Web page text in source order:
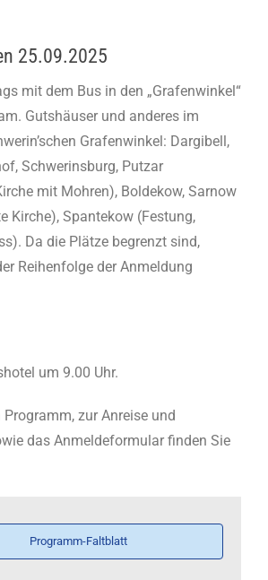
25.09.2025
mit dem Bus in den „Grafenwinkel“
Gutshäuser und anderes im
Grafenwinkel: Dargibell,
Schwerinsburg, Putzar
mit Mohren), Boldekow, Sarnow
Kirche), Spantekow (Festung,
Da die Plätze begrenzt sind,
Reihenfolge der Anmeldung
um 9.00 Uhr.
zur Anreise und
das Anmeldeformular finden Sie
Programm-Faltblatt